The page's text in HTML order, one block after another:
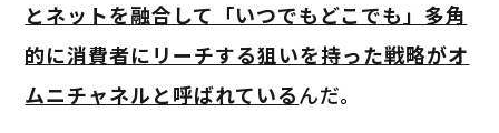
とネットを融合して「いつでもどこでも」多角
的に消費者にリーチする狙いを持った戦略がオ
ムニチャネルと呼ばれているんだ。